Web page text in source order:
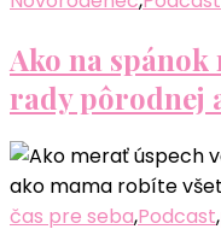
Ako na
rady pôrodnej
čas pre seba,Podcast,